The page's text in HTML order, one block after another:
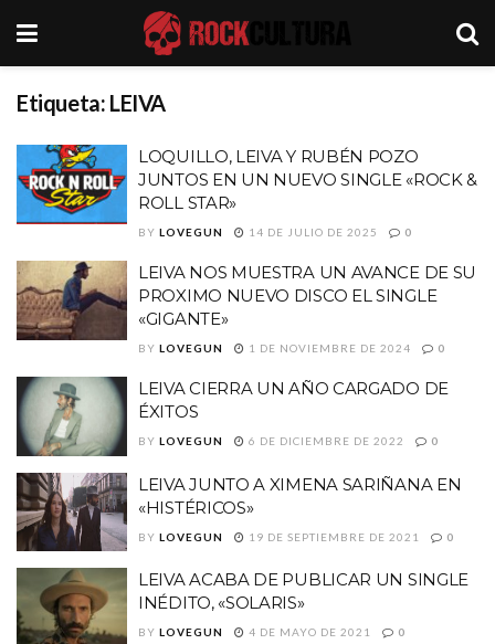
Etiqueta: LEIVA
LOQUILLO, LEIVA Y RUBÉN POZO
JUNTOS EN UN NUEVO SINGLE «ROCK &
ROLL STAR»
BY LOVEGUN 14 DE JULIO DE 2025 0
LEIVA NOS MUESTRA UN AVANCE DE SU
PROXIMO NUEVO DISCO EL SINGLE
«GIGANTE»
BY LOVEGUN 1 DE NOVIEMBRE DE 2024 0
LEIVA CIERRA UN AÑO CARGADO DE
ÉXITOS
BY LOVEGUN 6 DE DICIEMBRE DE 2022 0
LEIVA JUNTO A XIMENA SARIÑANA EN
«HISTÉRICOS»
BY LOVEGUN 19 DE SEPTIEMBRE DE 2021 0
LEIVA ACABA DE PUBLICAR UN SINGLE
INÉDITO, «SOLARIS»
BY LOVEGUN 4 DE MAYO DE 2021 0